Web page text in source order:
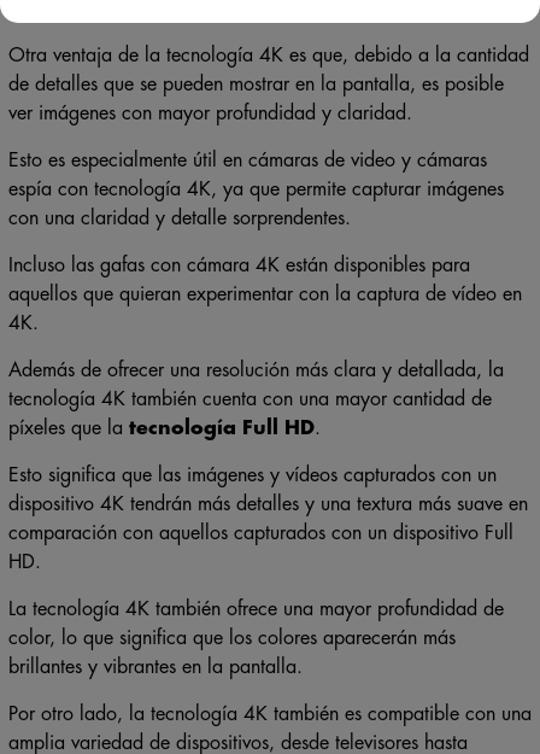
Otra ventaja de la tecnología 4K es que, debido a la cantidad
de detalles que se pueden mostrar en la pantalla, es posible
ver imágenes con mayor profundidad y claridad.
Esto es especialmente útil en cámaras de video y cámaras
espía con tecnología 4K, ya que permite capturar imágenes
con una claridad y detalle sorprendentes.
Incluso las gafas con cámara 4K están disponibles para
aquellos que quieran experimentar con la captura de vídeo en
4K.
Además de ofrecer una resolución más clara y detallada, la
tecnología 4K también cuenta con una mayor cantidad de
píxeles que la tecnología Full HD.
Esto significa que las imágenes y vídeos capturados con un
dispositivo 4K tendrán más detalles y una textura más suave en
comparación con aquellos capturados con un dispositivo Full
HD.
La tecnología 4K también ofrece una mayor profundidad de
color, lo que significa que los colores aparecerán más
brillantes y vibrantes en la pantalla.
Por otro lado, la tecnología 4K también es compatible con una
amplia variedad de dispositivos, desde televisores hasta